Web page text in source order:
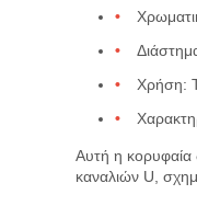
Χρήση:
Αυτή η κορυφαία
καναλιών U,